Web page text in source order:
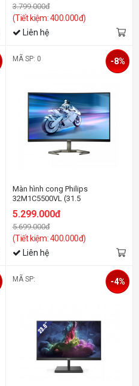
3.799.000đ
(Tiết kiệm: 400.000đ)
Liên hệ
MÃ SP: 0
Màn hình cong Philips
32M1C5500VL (31.5
inh/QHD/VA/165Hz/1ms)
5.299.000đ
5.699.000đ
(Tiết kiệm: 400.000đ)
-8%
Liên hệ
MÃ SP: -4%